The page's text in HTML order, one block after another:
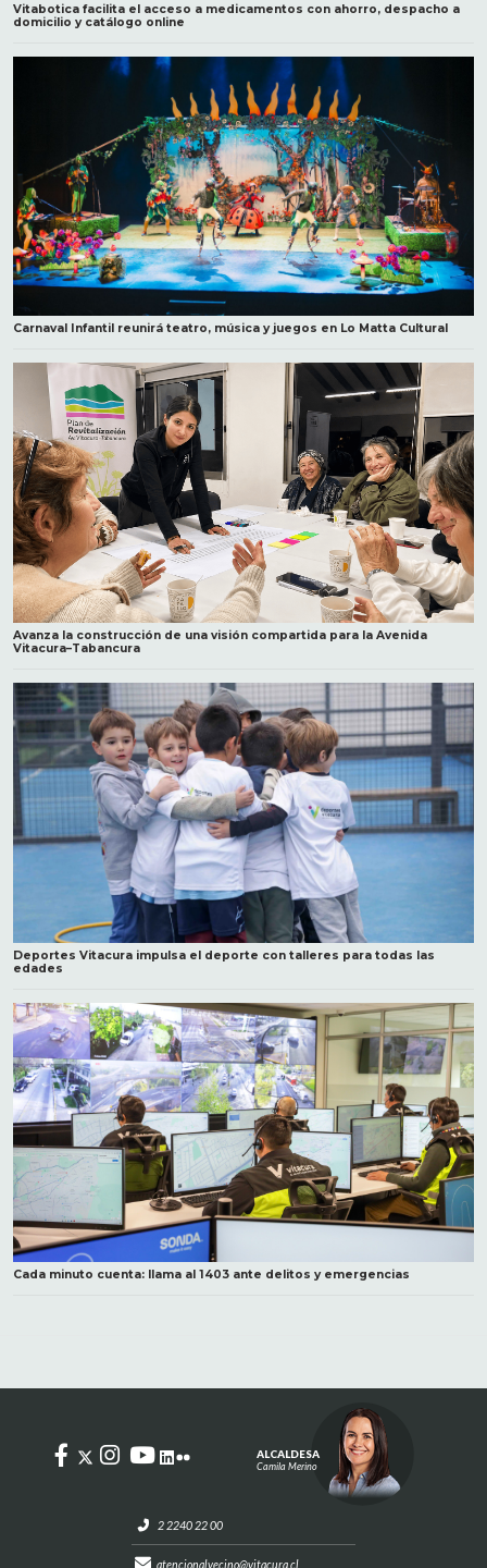
Vitabotica facilita el acceso a medicamentos con ahorro, despacho a
domicilio y catálogo online
Carnaval Infantil reunirá teatro, música y juegos en Lo Matta Cultural
Avanza la construcción de una visión compartida para la Avenida
Vitacura–Tabancura
Deportes Vitacura impulsa el deporte con talleres para todas las
edades
Cada minuto cuenta: llama al 1403 ante delitos y emergencias
2 2240 22 00
atencionalvecino@vitacura.cl
ALCALDESA
Camila Merino